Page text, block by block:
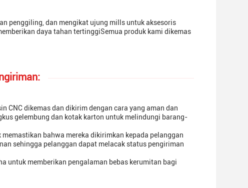
penggiling, dan mengikat ujung mills untuk aksesoris
daya tahan tertinggiSemua produk kami dikemas
CNC dikemas dan dikirim dengan cara yang aman dan
gelembung dan kotak karton untuk melindungi barang-
bahwa mereka dikirimkan kepada pelanggan
sehingga pelanggan dapat melacak status pengiriman
untuk memberikan pengalaman bebas kerumitan bagi